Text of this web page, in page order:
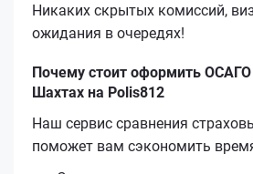
Никаких скрытых комиссий,
ожидания в очередях!
Почему стоит оформить
Шахтах на Polis812
Наш сервис сравнения
поможет вам сэкономить